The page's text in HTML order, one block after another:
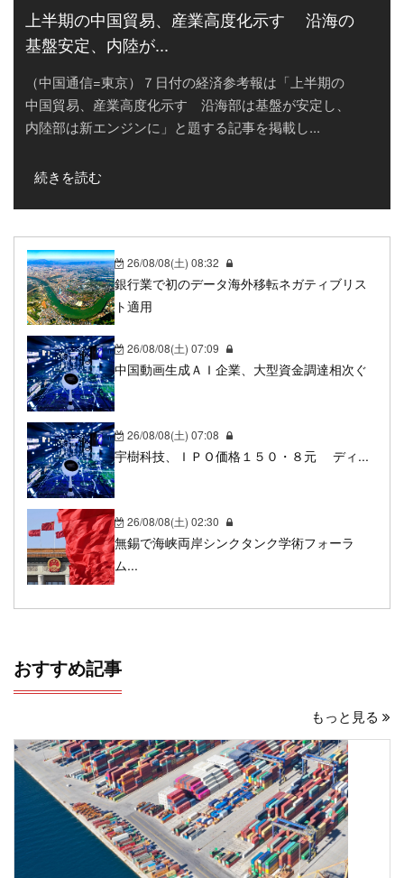
上半期の中国貿易、産業高度化示す 沿海の
基盤安定、内陸が...
（中国通信=東京）７日付の経済参考報は「上半期の
中国貿易、産業高度化示す 沿海部は基盤が安定し、
内陸部は新エンジンに」と題する記事を掲載し...
続きを読む
26/08/08(土) 08:32
銀行業で初のデータ海外移転ネガティブリス
ト適用
26/08/08(土) 07:09
中国動画生成ＡＩ企業、大型資金調達相次ぐ
26/08/08(土) 07:08
宇樹科技、ＩＰＯ価格１５０・８元 ディ...
26/08/08(土) 02:30
無錫で海峡両岸シンクタンク学術フォーラ
ム...
おすすめ記事
もっと見る